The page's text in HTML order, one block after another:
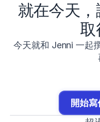
就在今天
取
今天就和 Jenni 一起
開始寫